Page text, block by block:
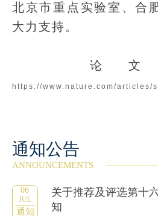
北京市重点实验室、合
大力支持。
论文
https://www.nature.com/articles/
通知公告
ANNOUNCEMENTS
06
JUL
通知
关于推荐及评选第十
知